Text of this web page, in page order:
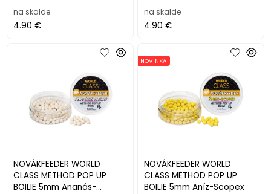
na skalde
4.90 €
na skalde
4.90 €
NOVÁKFEEDER WORLD
CLASS METHOD POP UP
BOILIE 5mm Ananás-
NOVÁKFEEDER WORLD
CLASS METHOD POP UP
BOILIE 5mm Aníz-Scopex
NOVINKA